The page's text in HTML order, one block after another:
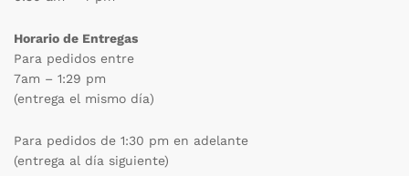
Horario de Entregas
Para pedidos entre
7am – 1:29 pm
(entrega el mismo día)
Para pedidos de 1:30 pm en adelante
(entrega al día siguiente)